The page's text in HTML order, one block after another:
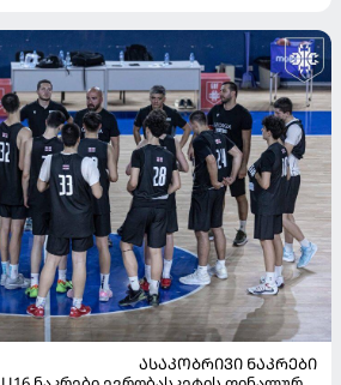
ᲐᲡᲐᲙᲝᲑᲠᲘᲕᲘ ᲜᲐᲙᲠᲔᲑᲘ